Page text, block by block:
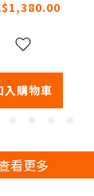
電源大
(245Wh)
入購物車
看更多